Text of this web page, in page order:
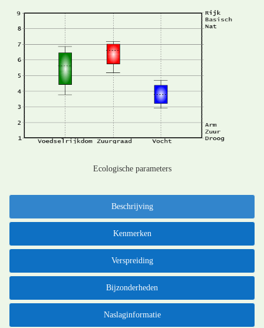
Ecologische parameters
Beschrijving
Kenmerken
Verspreiding
Bijzonderheden
Naslaginformatie